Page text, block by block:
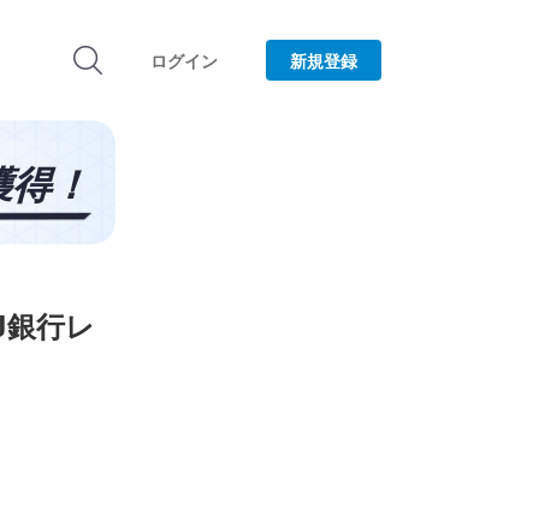
ログイン 新規登録
行レ